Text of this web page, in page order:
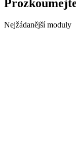
Nejžádanější moduly